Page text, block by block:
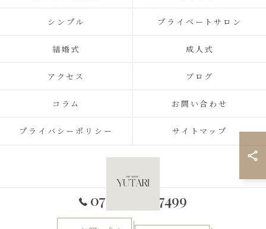
070-2434-7499
シンプル プライベートサロン
結婚式 成人式
アクセス ブログ
コラム お問い合わせ
プライバシーポリシー サイトマップ